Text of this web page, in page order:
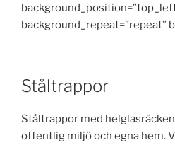
background_repeat=”repeat”
Ståltrappor
Ståltrappor med
offentlig miljö och egna hem.